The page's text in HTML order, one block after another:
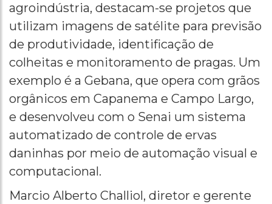
agroindústria, destacam-se projetos que
utilizam imagens de satélite para previsão
de produtividade, identificação de
colheitas e monitoramento de pragas. Um
exemplo é a Gebana, que opera com grãos
orgânicos em Capanema e Campo Largo,
e desenvolveu com o Senai um sistema
automatizado de controle de ervas
daninhas por meio de automação visual e
computacional.
Marcio Alberto Challiol, diretor e gerente